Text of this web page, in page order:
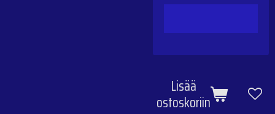
Lisää
ostoskoriin